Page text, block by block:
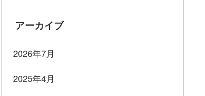
アーカイブ
2026年7月
2025年4月